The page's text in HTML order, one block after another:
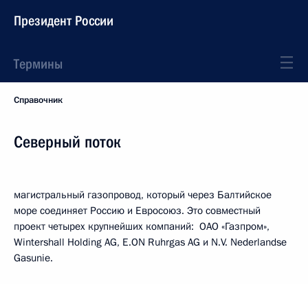
Президент России
Термины
Справочник
Северный поток
магистральный газопровод, который через Балтийское
море соединяет Россию и Евросоюз. Это совместный
проект четырех крупнейших компаний: OAO «Газпром»,
Wintershall Holding AG, E.ON Ruhrgas AG и N.V. Nederlandse
Gasunie.